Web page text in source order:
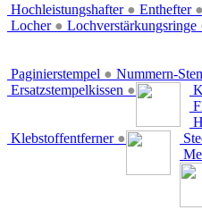
Hochleistungshafter ● Enthefter ●
Locher ● Lochverstärkungsringe
Paginierstempel ● Nummern-
Ersatzstempelkissen ●
Klebstoffentferner ●